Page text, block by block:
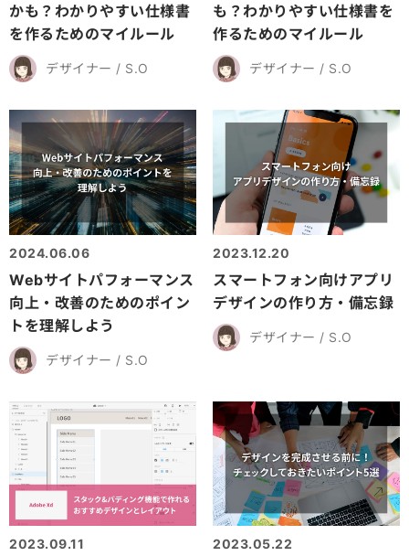
かも？わかりやすい仕様書
を作るためのマイルール
デザイナー / S.O
も？わかりやすい仕様書を
作るためのマイルール
デザイナー / S.O
Webサイトパフォーマンス
向上・改善のためのポイン
トを理解しよう
2024.06.06
デザイナー / S.O
スマートフォン向けアプリ
デザインの作り方・備忘録
2023.12.20
デザイナー / S.O
2023.09.11 2023.05.22